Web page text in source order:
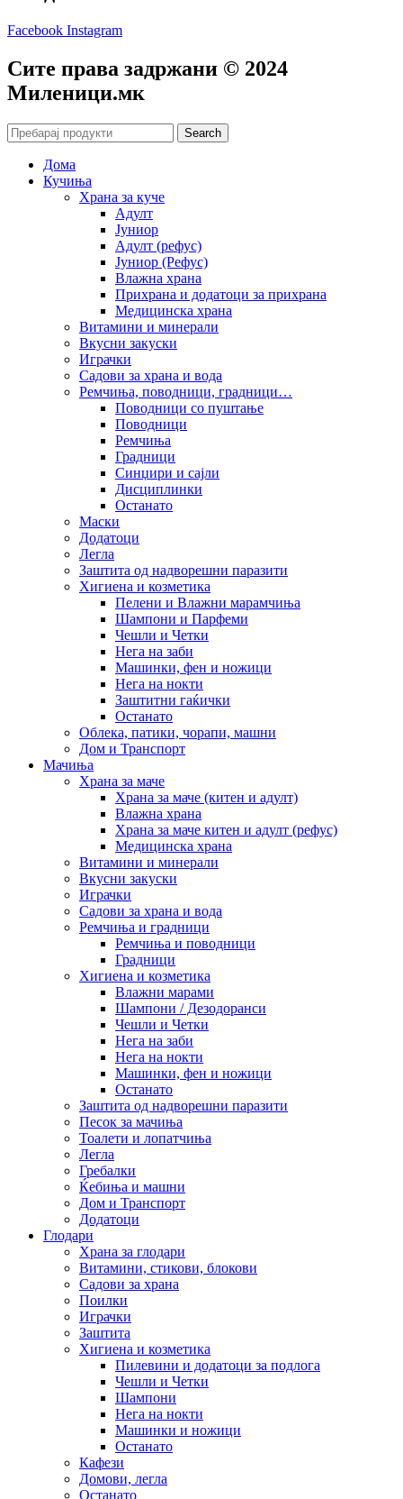
Facebook Instagram
Сите права задржани © 2024
Mиленици.мк
Search
Дома
Кучиња
Храна за куче
Адулт
Јуниор
Адулт (рефус)
Јуниор (Рефус)
Влажна храна
Прихрана и додатоци за прихрана
Медицинска храна
Витамини и минерали
Вкусни закуски
Играчки
Садови за храна и вода
Ремчиња, поводници, градници…
Поводници со пуштање
Поводници
Ремчиња
Градници
Синџири и сајли
Дисциплинки
Останато
Маски
Додатоци
Легла
Заштита од надворешни паразити
Хигиена и козметика
Пелени и Влажни марамчиња
Шампони и Парфеми
Чешли и Четки
Нега на заби
Машинки, фен и ножици
Нега на нокти
Заштитни гаќички
Останато
Облека, патики, чорапи, машни
Дом и Транспорт
Мачиња
Храна за маче
Храна за маче (китен и адулт)
Влажна храна
Храна за маче китен и адулт (рефус)
Медицинска храна
Витамини и минерали
Вкусни закуски
Играчки
Садови за храна и вода
Ремчиња и градници
Ремчиња и поводници
Градници
Хигиена и козметика
Влажни марами
Шампони / Дезодоранси
Чешли и Четки
Нега на заби
Нега на нокти
Машинки, фен и ножици
Останато
Заштита од надворешни паразити
Песок за мачиња
Тоалети и лопатчиња
Легла
Гребалки
Ќебиња и машни
Дом и Транспорт
Додатоци
Глодари
Храна за глодари
Витамини, стикови, блокови
Садови за храна
Поилки
Играчки
Заштита
Хигиена и козметика
Пилевини и додатоци за подлога
Чешли и Четки
Шампони
Нега на нокти
Машинки и ножици
Останато
Кафези
Домови, легла
Останато